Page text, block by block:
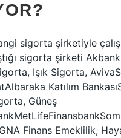
sigorta şirketiyle
sigorta şirketi
Işık Sigorta,
Katılım
Güneş
Finans Emeklilik,